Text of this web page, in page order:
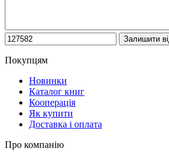
Покупцям
Новинки
Каталог книг
Кооперація
Як купити
Доставка і оплата
Про компанію